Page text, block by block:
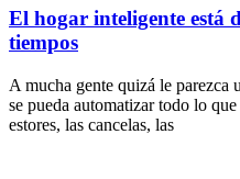
El hogar inteligente está
tiempos
A mucha gente quizá le parezca
se pueda automatizar todo lo
estores, las cancelas, las